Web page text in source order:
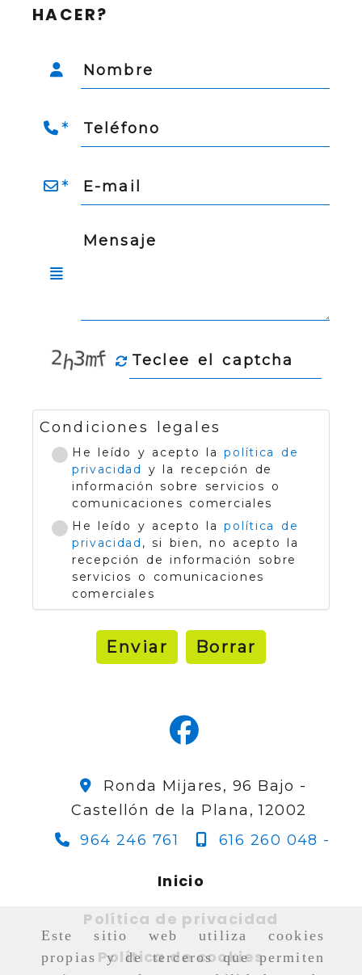
Este sitio web utiliza cookies
propias y de terceros que permiten
HACER?
Condiciones legales
He leído y acepto lapolítica de
privacidad
y la recepción de
información sobre servicios o
comunicaciones comerciales
He leído y acepto lapolítica de
privacidad , si bien, no acepto la
recepción de información sobre
servicios o comunicaciones
comerciales
Enviar Borrar
Ronda Mijares, 96 Bajo -
Castellón de la Plana,12002
964 246 761
616 260 048 -
Inicio
Política de privacidad
Política de cookies